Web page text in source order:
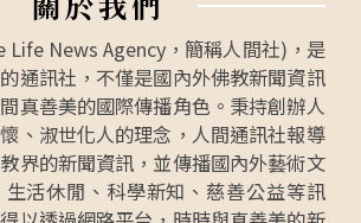
Life News Agency，簡稱人間社)，是
通訊社，不僅是國內外佛教新聞資訊
真善美的國際傳播角色。秉持創辦人
、淑世化人的理念，人間通訊社報導
界的新聞資訊，並傳播國內外藝術文
活休閒、科學新知、慈善公益等訊